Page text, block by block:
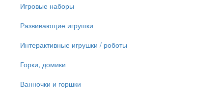
Игровые наборы
Развивающие игрушки
Интерактивные игрушки / роботы
Горки, домики
Ванночки и горшки